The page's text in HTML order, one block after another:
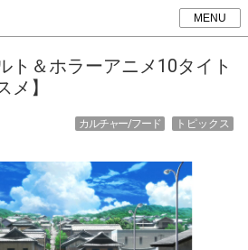
MENU
ト＆ホラーアニメ10タイト
】
トピックス
カルチャー/フード